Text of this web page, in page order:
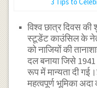
विश्व छात्र दिवस
स्टूडेंट काउंसिल के
को नाजियों की
दल बनाया जिसे
रूप में मान्यता दी
महत्वपूर्ण भूमिका